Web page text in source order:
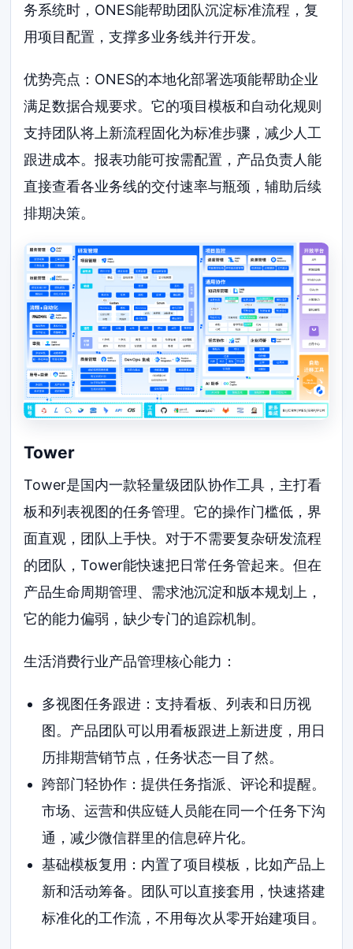
务系统时，ONES能帮助团队沉淀标准流程，复
用项目配置，支撑多业务线并行开发。
优势亮点：ONES的本地化部署选项能帮助企业
满足数据合规要求。它的项目模板和自动化规则
支持团队将上新流程固化为标准步骤，减少人工
跟进成本。报表功能可按需配置，产品负责人能
直接查看各业务线的交付速率与瓶颈，辅助后续
排期决策。
Tower
Tower是国内一款轻量级团队协作工具，主打看
板和列表视图的任务管理。它的操作门槛低，界
面直观，团队上手快。对于不需要复杂研发流程
的团队，Tower能快速把日常任务管起来。但在
产品生命周期管理、需求池沉淀和版本规划上，
它的能力偏弱，缺少专门的追踪机制。
生活消费行业产品管理核心能力：
多视图任务跟进：支持看板、列表和日历视
图。产品团队可以用看板跟进上新进度，用日
历排期营销节点，任务状态一目了然。
跨部门轻协作：提供任务指派、评论和提醒。
市场、运营和供应链人员能在同一个任务下沟
通，减少微信群里的信息碎片化。
基础模板复用：内置了项目模板，比如产品上
新和活动筹备。团队可以直接套用，快速搭建
标准化的工作流，不用每次从零开始建项目。